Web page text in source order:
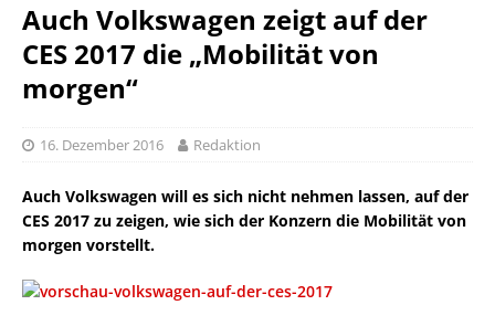
Auch Volkswagen zeigt auf der
CES 2017 die „Mobilität von
morgen“
16. Dezember 2016 Redaktion
Auch Volkswagen will es sich nicht nehmen lassen, auf der
CES 2017 zu zeigen, wie sich der Konzern die Mobilität von
morgen vorstellt.